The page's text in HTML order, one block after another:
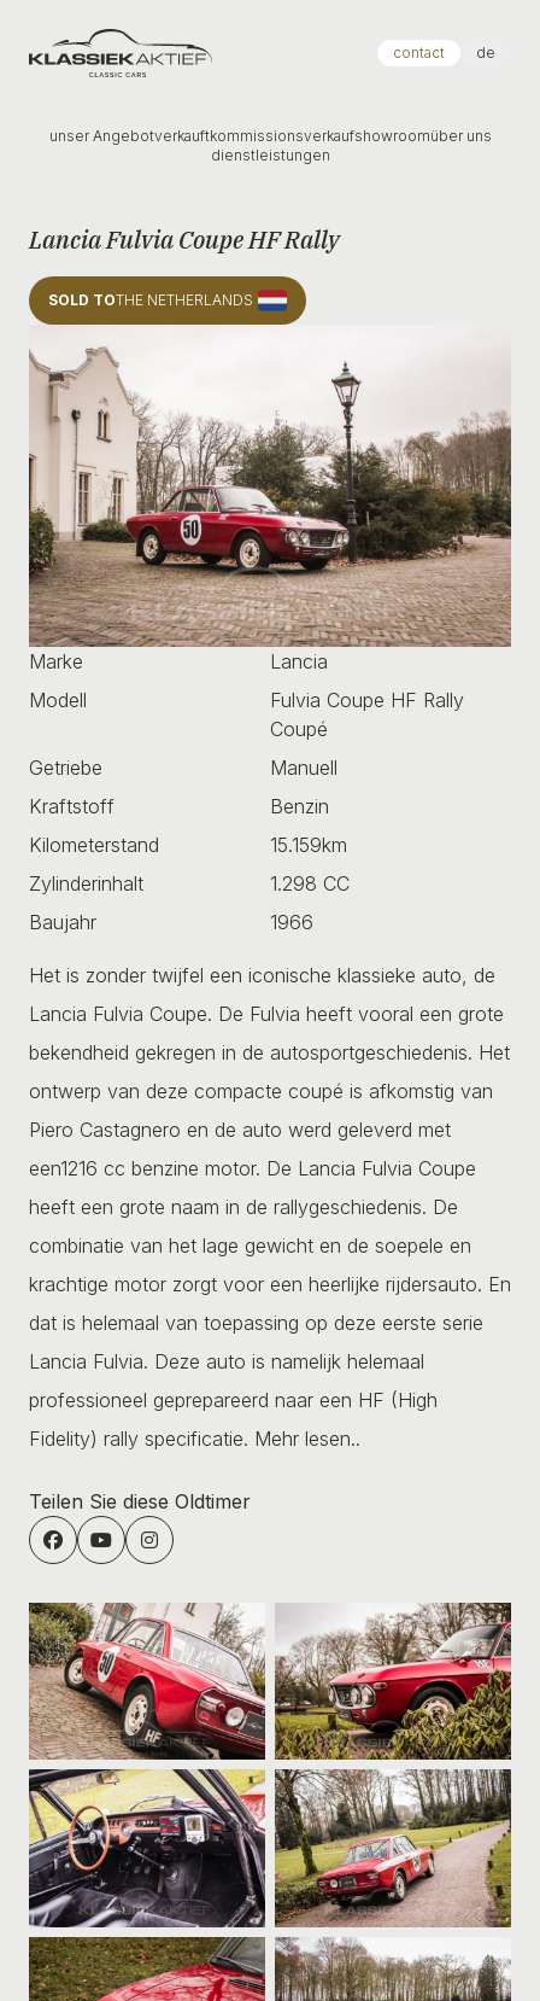
Klassiek Aktief contact de
unser Angebotverkauftkommissionsverkaufshowroomüber uns
dienstleistungen
Lancia Fulvia Coupe HF Rally
SOLD TOTHE NETHERLANDS
Marke
Lancia
Modell
Fulvia Coupe HF Rally
Coupé
Getriebe
Manuell
Kraftstoff
Benzin
Kilometerstand
15.159km
Zylinderinhalt
1.298 CC
Baujahr
1966
Het is zonder twijfel een iconische klassieke auto, de
Lancia Fulvia Coupe. De Fulvia heeft vooral een grote
bekendheid gekregen in de autosportgeschiedenis. Het
ontwerp van deze compacte coupé is afkomstig van
Piero Castagnero en de auto werd geleverd met
een1216 cc benzine motor. De Lancia Fulvia Coupe
heeft een grote naam in de rallygeschiedenis. De
combinatie van het lage gewicht en de soepele en
krachtige motor zorgt voor een heerlijke rijdersauto. En
dat is helemaal van toepassing op deze eerste serie
Lancia Fulvia. Deze auto is namelijk helemaal
professioneel geprepareerd naar een HF (High
Fidelity) rally specificatie. Mehr lesen..
Teilen Sie diese Oldtimer